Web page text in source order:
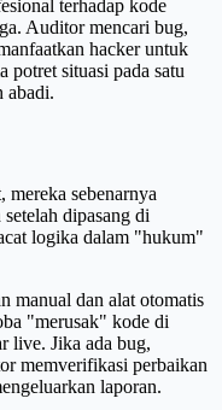
terhadap kode
Auditor mencari bug,
hacker untuk
potret situasi pada satu
abadi.
mereka sebenarnya
dipasang di
logika dalam "hukum"
manual dan alat otomatis
"merusak" kode di
live. Jika ada bug,
memverifikasi perbaikan
laporan.